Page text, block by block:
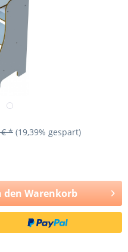
€ * (19,39% gespart)
den Warenkorb